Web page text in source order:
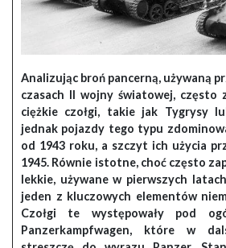
Analizując broń pancerną, używaną
czasach II wojny światowej, często
ciężkie czołgi, takie jak Tygrysy
jednak pojazdy tego typu
od 1943 roku, a szczyt ich użycia
1945. Równie istotne, choć często
lekkie, używane w pierwszych
jeden z kluczowych elementów
Czołgi te występowały pod
Panzerkampfwagen, które w